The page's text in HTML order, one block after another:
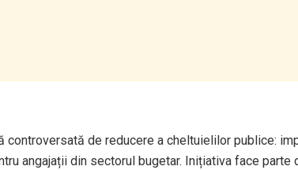
controversată de reducere a cheltuielilor publice:
angajații din sectorul bugetar. Inițiativa face parte